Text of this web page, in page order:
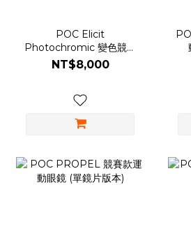
POC Elicit
Photochromic 變色競賽
款眼鏡 (單鏡片版本)
NT$8,000